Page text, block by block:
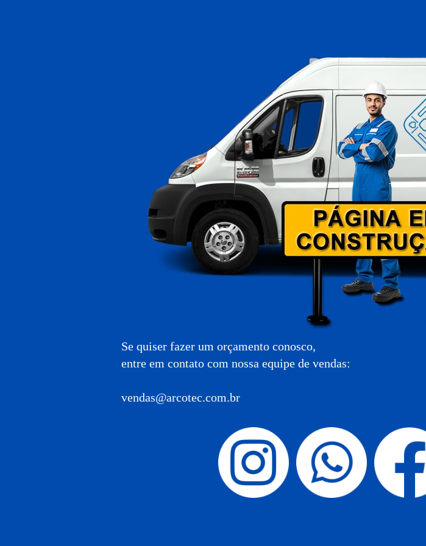
Se quiser fazer um orçamento conosco,
entre em contato com nossa equipe de vendas:
vendas@arcotec.com.br